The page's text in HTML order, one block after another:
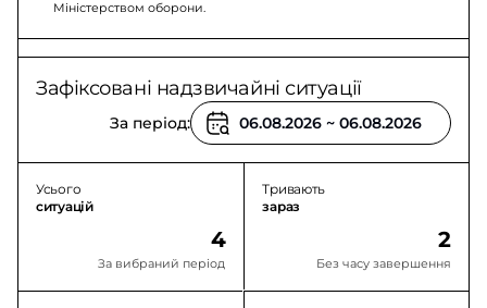
Міністерством оборони.
Зафіксовані надзвичайні ситуації
За період:
Усього
ситуацій
4
За вибраний період
Тривають
зараз
2
Без часу завершення